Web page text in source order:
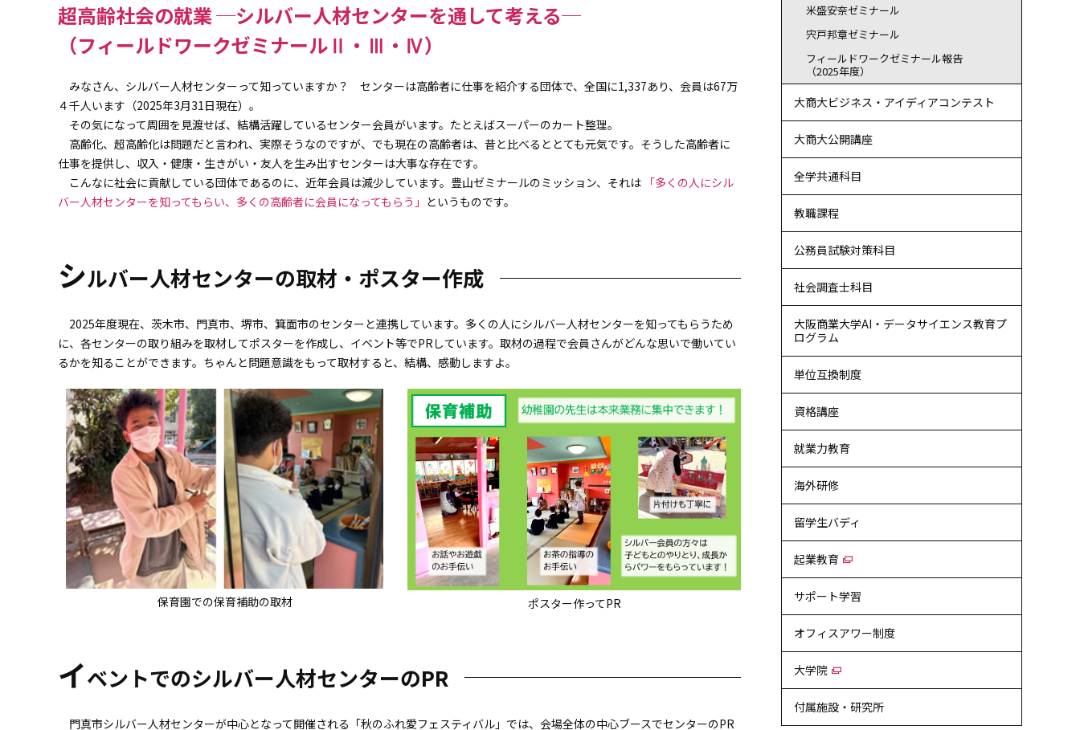
超高齢社会の就業 ─シルバー人材センターを通して考える─
（フィールドワークゼミナールⅡ・Ⅲ・Ⅳ）
みなさん、シルバー人材センターって知っていますか？ センターは高齢者に仕事を紹介する団体で、全国に1,337あり、会員は67万
４千人います（2025年3月31日現在）。
その気になって周囲を見渡せば、結構活躍しているセンター会員がいます。たとえばスーパーのカート整理。
高齢化、超高齢化は問題だと言われ、実際そうなのですが、でも現在の高齢者は、昔と比べるととても元気です。そうした高齢者に
仕事を提供し、収入・健康・生きがい・友人を生み出すセンターは大事な存在です。
こんなに社会に貢献している団体であるのに、近年会員は減少しています。豊山ゼミナールのミッション、それは 「多くの人にシル
バー人材センターを知ってもらい、多くの高齢者に会員になってもらう」 というものです。
シルバー人材センターの取材・ポスター作成
2025年度現在、茨木市、門真市、堺市、箕面市のセンターと連携しています。多くの人にシルバー人材センターを知ってもらうため
に、各センターの取り組みを取材してポスターを作成し、イベント等でPRしています。取材の過程で会員さんがどんな思いで働いてい
るかを知ることができます。ちゃんと問題意識をもって取材すると、結構、感動しますよ。
保育園での保育補助の取材 ポスター作ってPR
イベントでのシルバー人材センターのPR
門真市シルバー人材センターが中心となって開催される「秋のふれ愛フェスティバル」では、会場全体の中心ブースでセンターのPR
米盛安奈ゼミナール
宍戸邦章ゼミナール
フィールドワークゼミナール報告
（2025年度）
大商大ビジネス・アイディアコンテスト
大商大公開講座
全学共通科目
教職課程
公務員試験対策科目
社会調査士科目
大阪商業大学AI・データサイエンス教育プ
ログラム
単位互換制度
資格講座
就業力教育
海外研修
留学生バディ
起業教育
サポート学習
オフィスアワー制度
大学院
付属施設・研究所